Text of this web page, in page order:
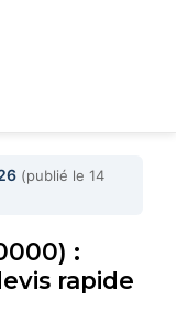
(publié le 14
:
rapide